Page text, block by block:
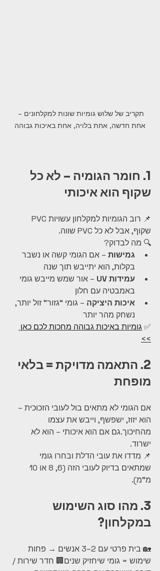
תקריב של שלוש גומיות שונות למקלחונים –
אחת חדשה, אחת בלויה, אחת באיכות גבוהה
1. חומר הגומיה – לא כל
שקוף הוא איכותי
שקוף, אבל לא כל PVC שווה.
🔍 מה לבדוק?
גמישות – אם הגומי קשה או נשבר
בקלות, הוא יתייבש תוך שנה
עמידות UV
– אור שמש מייבש גומי
באמבטיה עם חלון
איכות היציקה – גומי “גזור” זול יותר,
נשחק מהר יותר
✅ גומיות באיכות גבוהה מחכות לכם כאן
>>
2. התאמה מדויקת = בלאי
מופחת
אם הגומי לא מתאים בול לעובי הזכוכית –
הוא יזוז, ישפשף, וייבש את עצמו
מהחיכוך.גם אם הוא איכותי – הוא לא
ישרוד.
📌 מדדו את עובי הדלת ובחרו גומי
מ"מ).
3. מהו סוג השימוש
במקלחון?
🏡 בית פרטי עם 2–3 אנשים → פחות
שימוש = גומי שיחזיק שנים🏢 חדר שירות /